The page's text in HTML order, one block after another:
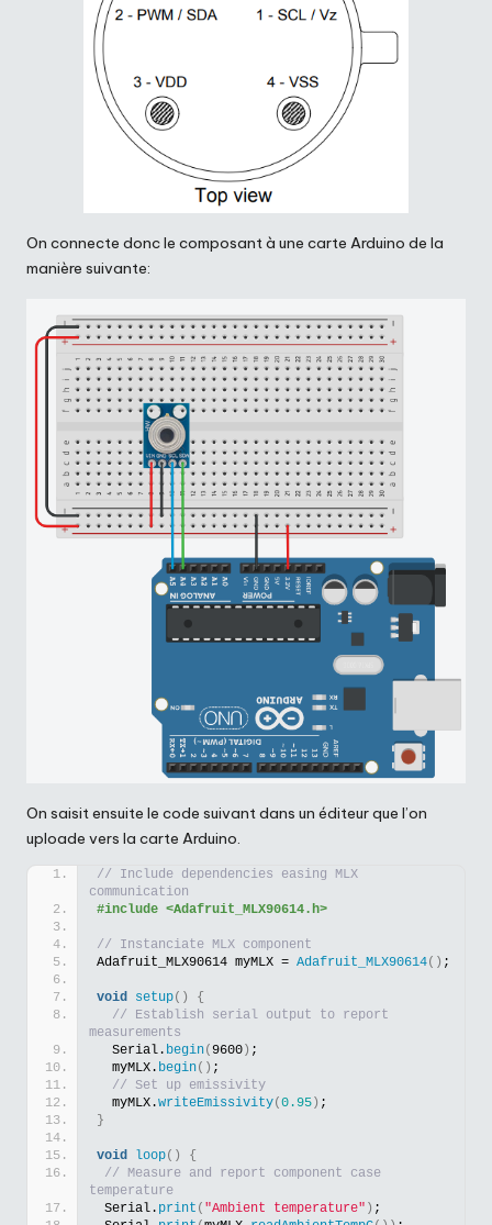
On connecte donc le composant à une carte Arduino de la
manière suivante:
On saisit ensuite le code suivant dans un éditeur que l’on
uploade vers la carte Arduino.
// Include dependencies easing MLX
communication
#include <Adafruit_MLX90614.h>
// Instanciate MLX component
Adafruit_MLX90614 myMLX = Adafruit_MLX90614() ;
void setup()
{
// Establish serial output to report
measurements
  Serial.
begin( 9600 ) ;
  myMLX.
begin() ;
// Set up emissivity
  myMLX.
writeEmissivity( 0.95 ) ;
}
void loop()
{
// Measure and report component case
temperature
Serial. print ( "Ambient temperature" ) ;